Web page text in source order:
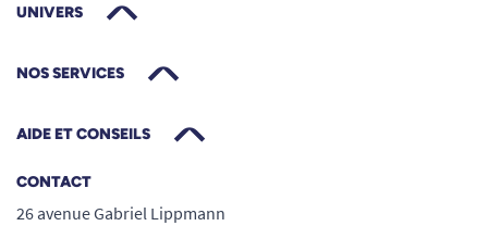
UNIVERS
NOS SERVICES
AIDE ET CONSEILS
CONTACT
26 avenue Gabriel Lippmann